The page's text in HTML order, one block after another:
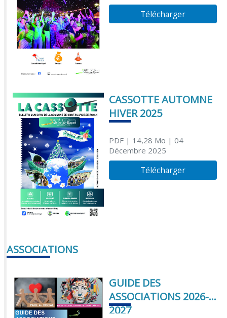
Télécharger
CASSOTTE AUTOMNE
HIVER 2025
PDF| 14,28 Mo | 04
Décembre 2025
Télécharger
ASSOCIATIONS
GUIDE DES
ASSOCIATIONS 2026-
2027